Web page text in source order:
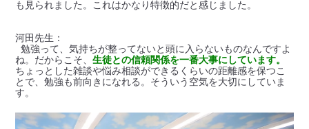
河田先生：
勉強って、気持ちが整ってないと頭に入らないものなんですよ
ね。だからこそ、生徒との信頼関係を一番大事にしています。
ちょっとした雑談や悩み相談ができるくらいの距離感を保つこ
とで、勉強も前向きになれる。そういう空気を大切にしていま